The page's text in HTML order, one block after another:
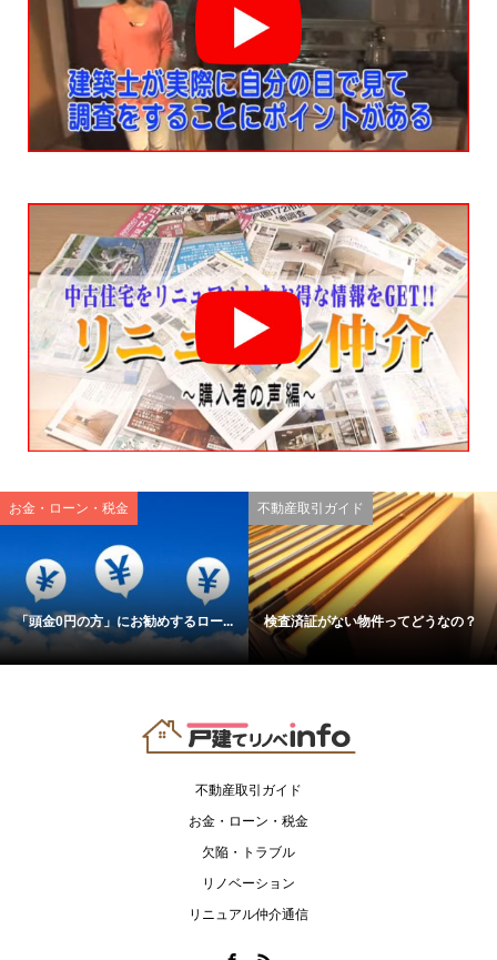
お金・ローン・税金
「頭金0円の方」にお勧めするロー...
不動産取引ガイド
検査済証がない物件ってどうなの？
不動産取引ガイド
お金・ローン・税金
欠陥・トラブル
リノベーション
リニュアル仲介通信